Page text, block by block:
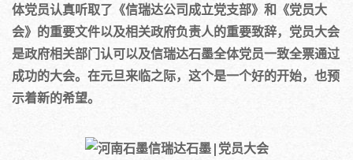
体党员认真听取了《信瑞达公司成立党支部》和《党员大
会》的重要文件以及相关政府负责人的重要致辞，党员大会
是政府相关部门认可以及信瑞达石墨全体党员一致全票通过
成功的大会。在元旦来临之际，这个是一个好的开始，也预
示着新的希望。